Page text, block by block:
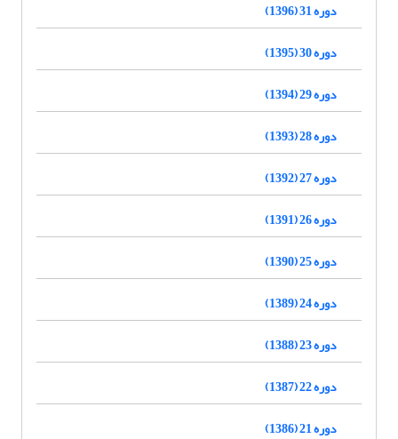
دوره 31 (1396)
دوره 30 (1395)
دوره 29 (1394)
دوره 28 (1393)
دوره 27 (1392)
دوره 26 (1391)
دوره 25 (1390)
دوره 24 (1389)
دوره 23 (1388)
دوره 22 (1387)
دوره 21 (1386)